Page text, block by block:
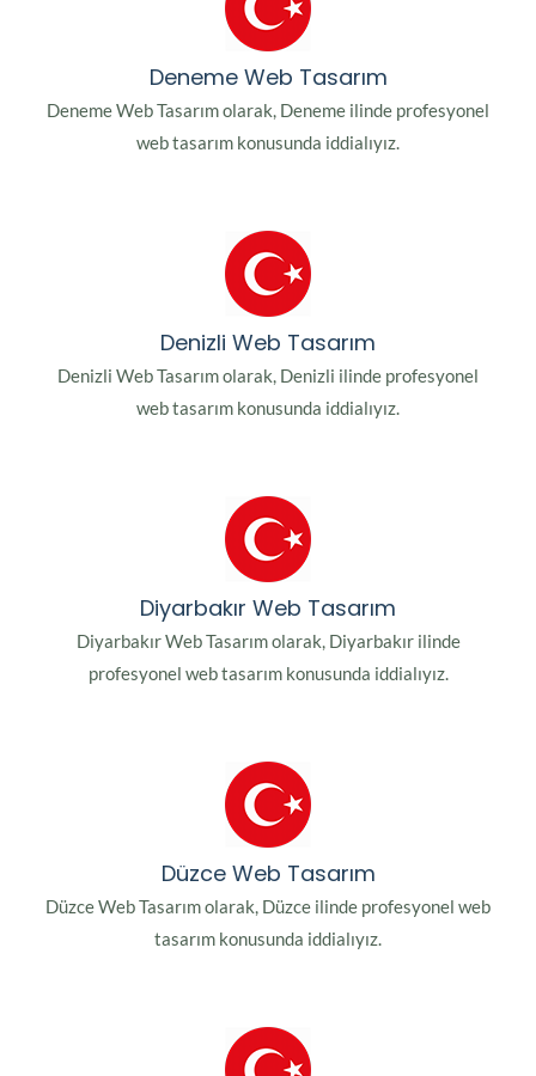
Deneme Web Tasarım
Deneme Web Tasarım olarak, Deneme ilinde profesyonel
web tasarım konusunda iddialıyız.
Denizli Web Tasarım
Denizli Web Tasarım olarak, Denizli ilinde profesyonel
web tasarım konusunda iddialıyız.
Diyarbakır Web Tasarım
Diyarbakır Web Tasarım olarak, Diyarbakır ilinde
profesyonel web tasarım konusunda iddialıyız.
Düzce Web Tasarım
Düzce Web Tasarım olarak, Düzce ilinde profesyonel web
tasarım konusunda iddialıyız.